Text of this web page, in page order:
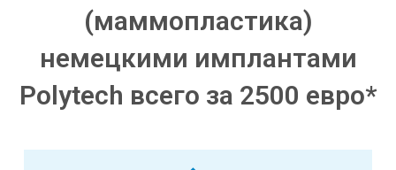
(маммопластика)
немецкими имплантами
Polytech всего за 2500 евро*